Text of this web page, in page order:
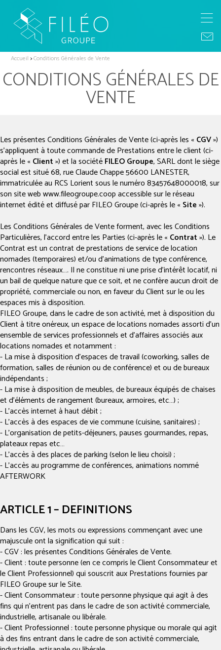
Accueil >Conditions Générales de Vente
CONDITIONS GÉNÉRALES DE
VENTE
Les présentes Conditions Générales de Vente (ci-après les « CGV»)
s’appliquent à toute commande de Prestations entre le client (ci-
après le « Client») et la sociétéFILEO Groupe, SARL dont le siège
social est situé 68, rue Claude Chappe 56600 LANESTER,
immatriculée au RCS Lorient sous le numéro 83457648000018, sur
son site web www.fileogroupe.coop accessible sur le réseau
internet édité et diffusé par FILEO Groupe (ci-après le « Site»).
Les Conditions Générales de Vente forment, avec les Conditions
Particulières, l’accord entre les Parties (ci-après le « Contrat»). Le
Contrat est un contrat de prestations de service de location
nomades (temporaires) et/ou d’animations de type conférence,
rencontres réseaux…. Il ne constitue ni une prise d’intérêt locatif, ni
un bail de quelque nature que ce soit, et ne confère aucun droit de
propriété, commerciale ou non, en faveur du Client sur le ou les
espaces mis à disposition.
FILEO Groupe, dans le cadre de son activité, met à disposition du
Client à titre onéreux, un espace de locations nomades assorti d’un
ensemble de services professionnels et d’affaires associés aux
locations nomades et notamment :
- La mise à disposition d’espaces de travail (coworking, salles de
formation, salles de réunion ou de conférence) et ou de bureaux
indépendants ;
- La mise à disposition de meubles, de bureaux équipés de chaises
et d’éléments de rangement (bureaux, armoires, etc…) ;
- L’accès internet à haut débit ;
- L’accès à des espaces de vie commune (cuisine, sanitaires) ;
- L’organisation de petits-déjeuners, pauses gourmandes, repas,
plateaux repas etc…
- L’accès à des places de parking (selon le lieu choisi) ;
- L’accès au programme de conférences, animations nommé
AFTERWORK
ARTICLE 1 – DEFINITIONS
Dans les CGV, les mots ou expressions commençant avec une
majuscule ont la signification qui suit :
- CGV : les présentes Conditions Générales de Vente.
- Client : toute personne (en ce compris le Client Consommateur et
le Client Professionnel) qui souscrit aux Prestations fournies par
FILEO Groupe sur le Site.
- Client Consommateur : toute personne physique qui agit à des
fins qui n’entrent pas dans le cadre de son activité commerciale,
industrielle, artisanale ou libérale.
- Client Professionnel : toute personne physique ou morale qui agit
à des fins entrant dans le cadre de son activité commerciale,